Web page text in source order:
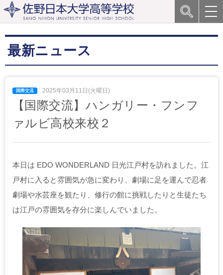
最新ニュース
2025年03月11日(火曜日)
【国際交流】ハンガリー・フンフ
ァルビ高校来校２
本日は EDO WONDERLAND 日光江戸村を訪れました。 江
戸村に入ると雰囲気が急に変わり、劇場に足を運んで忍者
劇場や水芸座を観たり、修行の館に挑戦したりと生徒たち
は江戸の雰囲気を存分に楽しんでいました。